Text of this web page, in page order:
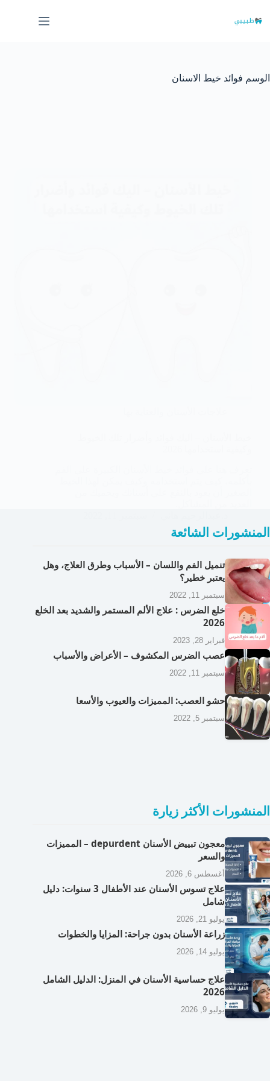
إلى
المحتوى
الوسم فوائد خيط الاسنان
المنشورات الشائعة
تنميل الفم واللسان – الأسباب وطرق العلاج، وهل
يعتبر خطير؟
سبتمبر 11, 2022
خلع الضرس : علاج الألم المستمر والشديد بعد الخلع
2026
فبراير 28, 2023
عصب الضرس المكشوف – الأعراض والأسباب
سبتمبر 11, 2022
حشو العصب: المميزات والعيوب والأسعا
سبتمبر 5, 2022
المنشورات الأكثر زيارة
معجون تبييض الأسنان depurdent – المميزات
والسعر
أغسطس 6, 2026
علاج تسوس الأسنان عند الأطفال 3 سنوات: دليل
شامل
يوليو 21, 2026
زراعة الأسنان بدون جراحة: المزايا والخطوات
يوليو 14, 2026
علاج حساسية الأسنان في المنزل: الدليل الشامل
2026
يوليو 9, 2026